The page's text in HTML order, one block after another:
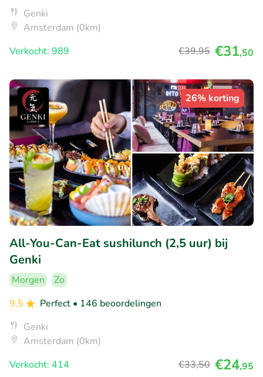
Genki
Amsterdam (0km)
Verkocht: 989
€39,95 €31,50
26% korting
All-You-Can-Eat sushilunch (2,5 uur) bij
Genki
Morgen
Zo
9.5
Perfect • 146 beoordelingen
Genki
Amsterdam (0km)
Verkocht: 414
€33,50 €24,95